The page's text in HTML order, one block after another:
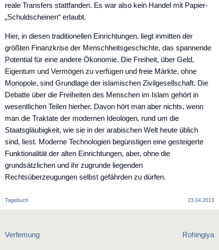
reale Transfers stattfanden. Es war also kein Handel mit Papier-
„Schuldscheinen“ erlaubt.
Hier, in diesen traditionellen Einrichtungen, liegt inmitten der
größten Finanzkrise der Menschheitsgeschichte, das spannende
Potential für eine andere Ökonomie. Die Freiheit, über Geld,
Eigentum und Vermögen zu verfügen und freie Märkte, ohne
Monopole, sind Grundlage der islamischen Zivilgesellschaft. Die
Debatte über die Freiheiten des Menschen im Islam gehört in
wesentlichen Teilen hierher. Davon hört man aber nichts, wenn
man die Traktate der modernen Ideologen, rund um die
Staatsgläubigkeit, wie sie in der arabischen Welt heute üblich
sind, liest. Moderne Technologien begünstigen eine gesteigerte
Funktionalität der alten Einrichtungen, aber, ohne die
grundsätzlichen und ihr zugrunde liegenden
Rechtsüberzeugungen selbst gefährden zu dürfen.
Tagebuch 23.04.2013
Beitragsnavigation
Verfemung Rohingiya